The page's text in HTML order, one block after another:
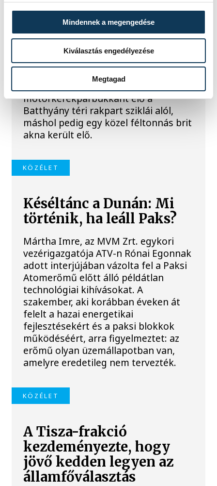
Mindennek a megengedése
Kiválasztás engedélyezése
Megtagad
Sorra kerülnek elő
világháborús leletek az
alacsony Dunából
A folyó rekordalacsony vízállása miatt
egy csaknem komplett, II.
világháborús német DKW NZ 350-1
motorkerékpárbukkant elő a
Batthyány téri rakpart sziklái alól,
máshol pedig egy közel féltonnás brit
akna került elő.
KÖZÉLET
Késéltánc a Dunán: Mi
történik, ha leáll Paks?
Mártha Imre, az MVM Zrt. egykori
vezérigazgatója ATV-n Rónai Egonnak
adott interjújában vázolta fel a Paksi
Atomerőmű előtt álló példátlan
technológiai kihívásokat. A
szakember, aki korábban éveken át
felelt a hazai energetikai
fejlesztésekért és a paksi blokkok
működéséért, arra figyelmeztet: az
erőmű olyan üzemállapotban van,
amelyre eredetileg nem tervezték.
KÖZÉLET
A Tisza-frakció
kezdeményezte, hogy
jövő kedden legyen az
államfőválasztás